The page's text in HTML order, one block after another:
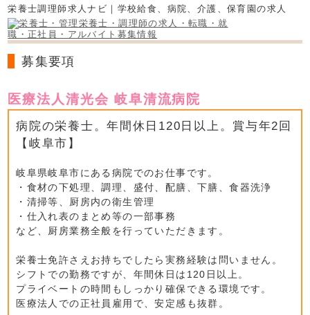
栄養士調理師求人ナビ｜学校給食、病院、介護、保育園の求人
募集要項
医療法人清光会 岐阜清流病院
病院の栄養士。年間休日120日以上。賞与年2回
【岐阜市】
岐阜県岐阜市にある病院でのお仕事です。
・食材の下処理、調理、盛付、配膳、下膳、食器洗浄
・清掃等、厨房内の衛生管理
・仕入れ表のまとめ等の一部事務
など、厨房業務全般を行っていただきます。
栄養士免許さえお持ちでしたら実務経験は問いません。
シフトでの勤務ですが、年間休日は120日以上。
プライベートの時間もしっかり確保できる環境です。
医療法人での正社員雇用で、安定感も抜群。